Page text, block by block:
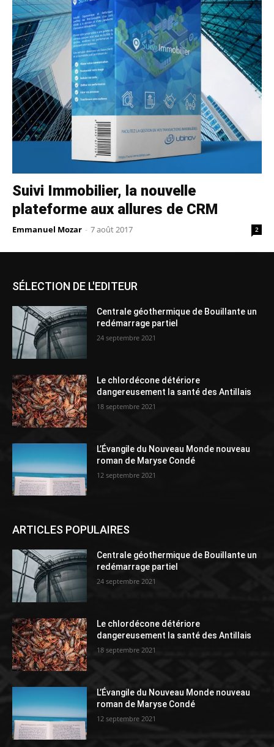
Suivi Immobilier, la nouvelle
plateforme aux allures de CRM
Emmanuel Mozar - 7 août 2017 2
SÉLECTION DE L'EDITEUR
Centrale géothermique de Bouillante un
redémarrage partiel
24 septembre 2021
Le chlordécone détériore
dangereusement la santé des Antillais
18 septembre 2021
L’Évangile du Nouveau Monde nouveau
roman de Maryse Condé
12 septembre 2021
ARTICLES POPULAIRES
Centrale géothermique de Bouillante un
redémarrage partiel
24 septembre 2021
Le chlordécone détériore
dangereusement la santé des Antillais
18 septembre 2021
L’Évangile du Nouveau Monde nouveau
roman de Maryse Condé
12 septembre 2021